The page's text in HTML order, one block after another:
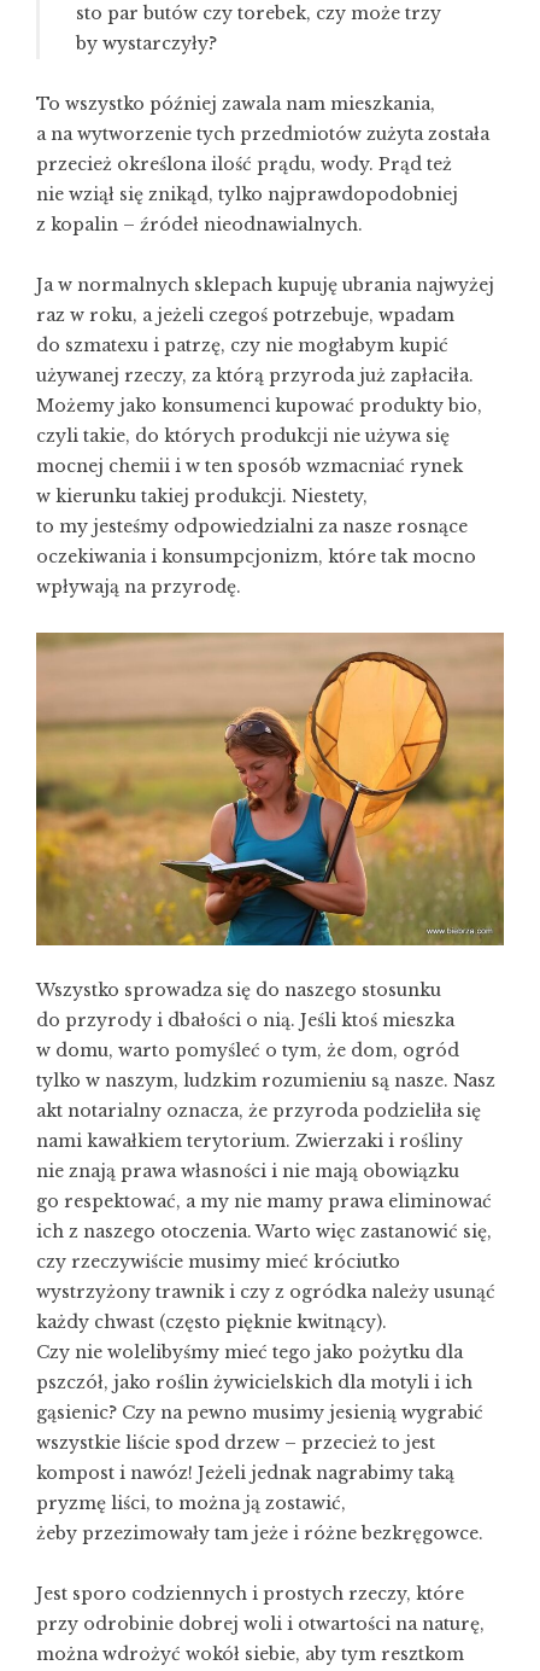
sto par butów czy torebek, czy może trzy
by wystarczyły?
To wszystko później zawala nam mieszkania,
a na wytworzenie tych przedmiotów zużyta została
przecież określona ilość prądu, wody. Prąd też
nie wziął się znikąd, tylko najprawdopodobniej
z kopalin – źródeł nieodnawialnych.
Ja w normalnych sklepach kupuję ubrania najwyżej
raz w roku, a jeżeli czegoś potrzebuje, wpadam
do szmatexu i patrzę, czy nie mogłabym kupić
używanej rzeczy, za którą przyroda już zapłaciła.
Możemy jako konsumenci kupować produkty bio,
czyli takie, do których produkcji nie używa się
mocnej chemii i w ten sposób wzmacniać rynek
w kierunku takiej produkcji. Niestety,
to my jesteśmy odpowiedzialni za nasze rosnące
oczekiwania i konsumpcjonizm, które tak mocno
wpływają na przyrodę.
Wszystko sprowadza się do naszego stosunku
do przyrody i dbałości o nią. Jeśli ktoś mieszka
w domu, warto pomyśleć o tym, że dom, ogród
tylko w naszym, ludzkim rozumieniu są nasze. Nasz
akt notarialny oznacza, że przyroda podzieliła się
nami kawałkiem terytorium. Zwierzaki i rośliny
nie znają prawa własności i nie mają obowiązku
go respektować, a my nie mamy prawa eliminować
ich z naszego otoczenia. Warto więc zastanowić się,
czy rzeczywiście musimy mieć króciutko
wystrzyżony trawnik i czy z ogródka należy usunąć
każdy chwast (często pięknie kwitnący).
Czy nie wolelibyśmy mieć tego jako pożytku dla
pszczół, jako roślin żywicielskich dla motyli i ich
gąsienic? Czy na pewno musimy jesienią wygrabić
wszystkie liście spod drzew – przecież to jest
kompost i nawóz! Jeżeli jednak nagrabimy taką
pryzmę liści, to można ją zostawić,
żeby przezimowały tam jeże i różne bezkręgowce.
Jest sporo codziennych i prostych rzeczy, które
przy odrobinie dobrej woli i otwartości na naturę,
można wdrożyć wokół siebie, aby tym resztkom